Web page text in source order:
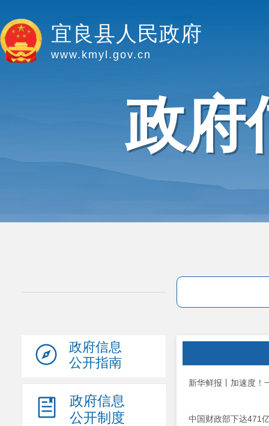
宜良县人民政府
www.kmyl.gov.cn
政府
政府信息
公开指南
政府信息
公开制度
新华鲜报丨加速度！
中国财政部下达471